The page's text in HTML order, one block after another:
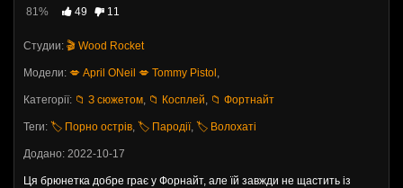
81% 49 11
Студии: 🎬 Wood Rocket
Модели: 💋 April ONeil 💋 Tommy Pistol ,
Категорії: 📁 З сюжетом, 📁 Косплей, 📁 Фортнайт
Теги: 🏷️ Порно острів, 🏷️ Пародії, 🏷️ Волохаті
Додано: 2022-10-17
Ця брюнетка добре грає у Форнайт, але їй завжди не щастить із